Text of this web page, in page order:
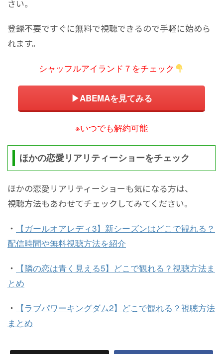
さい。
登録不要ですぐに無料で視聴できるので手軽に始めら
れます。
シャッフルアイランド７をチェック
▶ABEMAを見てみる
※いつでも解約可能
ほかの恋愛リアリティーショーをチェック
ほかの恋愛リアリティーショーも気になる方は、
視聴方法もあわせてチェックしてみてください。
・
【ガールオアレディ3】新シーズンはどこで観れる？
配信時間や無料視聴方法を紹介
・
【隣の恋は青く見える5】どこで観れる？視聴方法ま
とめ
・
【ラブパワーキングダム2】どこで観れる？視聴方法
まとめ